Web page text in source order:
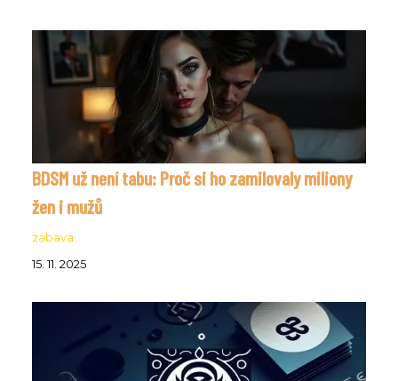
BDSM už není tabu: Proč si ho zamilovaly miliony
žen i mužů
zábava
15. 11. 2025